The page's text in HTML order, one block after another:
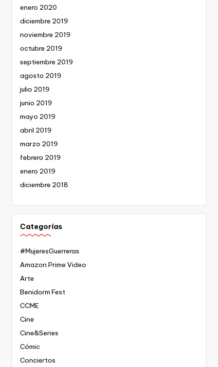
enero 2020
diciembre 2019
noviembre 2019
octubre 2019
septiembre 2019
agosto 2019
julio 2019
junio 2019
mayo 2019
abril 2019
marzo 2019
febrero 2019
enero 2019
diciembre 2018
Categorías
#MujeresGuerreras
Amazon Prime Video
Arte
Benidorm Fest
CCME
Cine
Cine&Series
Cómic
Conciertos